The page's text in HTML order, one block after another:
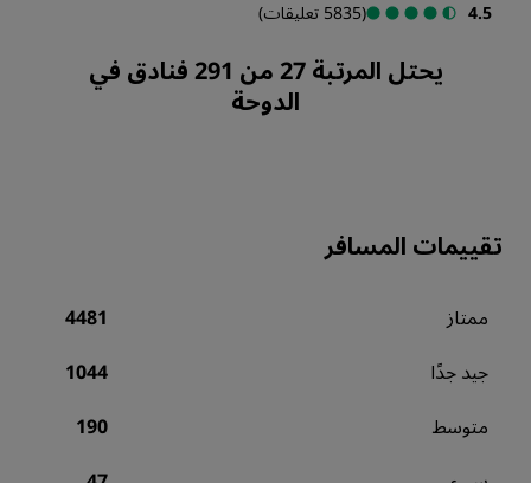
4.5 (5835 تعليقات)
يحتل المرتبة 27 من 291 فنادق في
الدوحة
تقييمات المسافر
ممتاز 4481
جيد جدًا 1044
متوسط 190